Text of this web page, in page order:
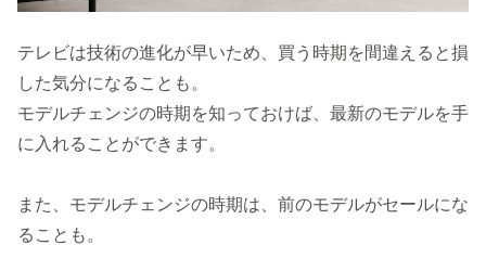
テレビは技術の進化が早いため、買う時期を間違えると損
した気分になることも。
モデルチェンジの時期を知っておけば、最新のモデルを手
に入れることができます。
また、モデルチェンジの時期は、前のモデルがセールにな
ることも。